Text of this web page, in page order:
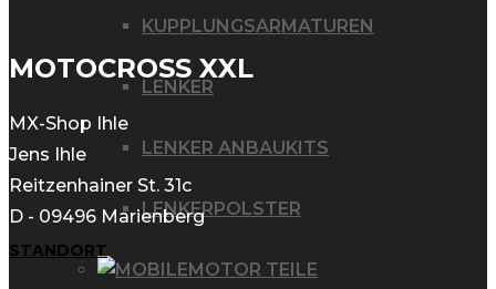
KUPPLUNGSARMATUREN
LENKER
LENKER ANBAUKITS
LENKERPOLSTER
MOTOR TEILE
MOTOCROSS XXL
MX-Shop Ihle
Jens Ihle
Reitzenhainer St. 31c
D - 09496 Marienberg
STANDORT